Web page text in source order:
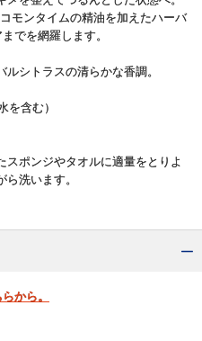
モンタイムの精油を加えたハーバ
でを網羅します。
シトラスの清らかな香調。
を含む）
スポンジやタオルに適量をとりよ
洗います。
から。